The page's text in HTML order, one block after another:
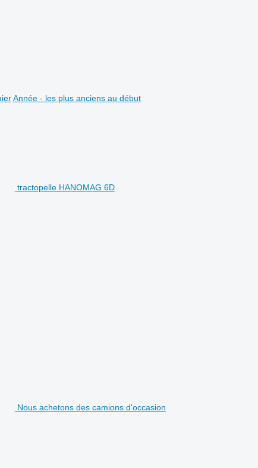
Année - les plus anciens au début
tractopelle HANOMAG 6D
Nous achetons des camions d'occasion